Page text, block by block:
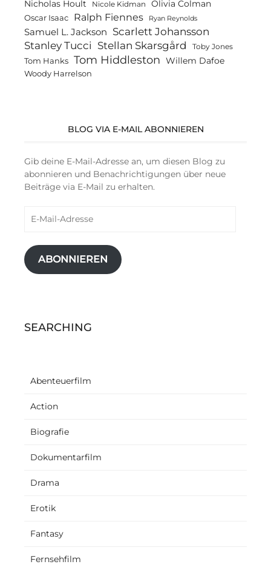
Nicholas Hoult Nicole Kidman Olivia Colman
Oscar Isaac Ralph Fiennes Ryan Reynolds
Samuel L. Jackson Scarlett Johansson
Stanley Tucci Stellan Skarsgård Toby Jones
Tom Hanks Tom Hiddleston Willem Dafoe
Woody Harrelson
BLOG VIA E-MAIL ABONNIEREN
Gib deine E-Mail-Adresse an, um diesen Blog zu
abonnieren und Benachrichtigungen über neue
Beiträge via E-Mail zu erhalten.
Mail-
ABONNIEREN
SEARCHING
Abenteuerfilm
Action
Biografie
Dokumentarfilm
Drama
Erotik
Fantasy
Fernsehfilm